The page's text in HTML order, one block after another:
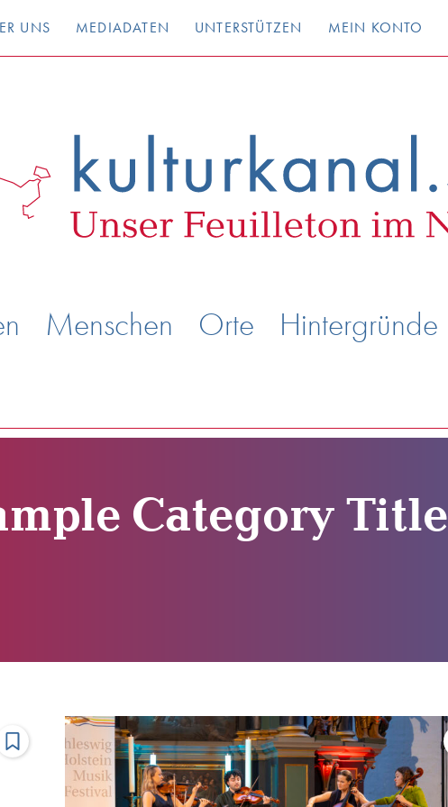
UNS MEDIADATEN UNTERSTÜTZEN MEIN KONTO
Menschen Orte Hintergründe
Category Title